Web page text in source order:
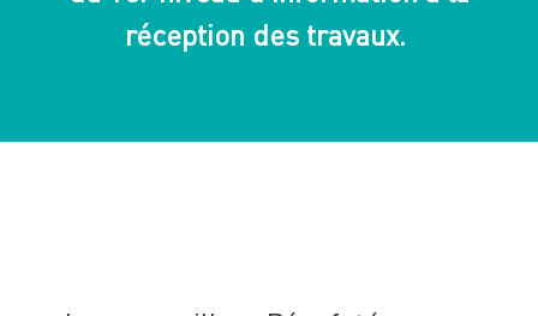
réception des travaux.